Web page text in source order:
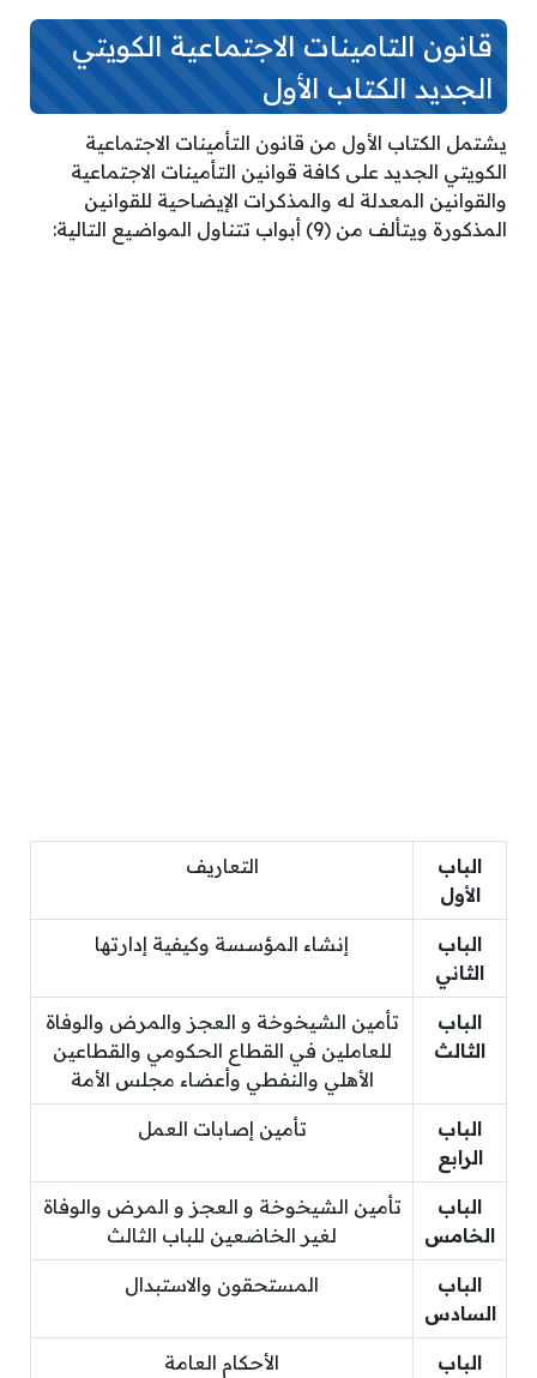
قانون التامينات الاجتماعية الكويتي
الجديد الكتاب الأول
يشتمل الكتاب الأول من قانون التأمينات الاجتماعية
الكويتي الجديد على كافة قوانين التأمينات الاجتماعية
والقوانين المعدلة له والمذكرات الإيضاحية للقوانين
المذكورة ويتألف من (9) أبواب تتناول المواضيع التالية:
الباب
الأول
التعاريف
الباب
الثاني
إنشاء المؤسسة وكيفية إدارتها
الباب
الثالث
تأمين الشيخوخة و العجز والمرض والوفاة
للعاملين في القطاع الحكومي والقطاعين
الأهلي والنفطي وأعضاء مجلس الأمة
الباب
الرابع
تأمين إصابات العمل
الباب
الخامس
تأمين الشيخوخة و العجز و المرض والوفاة
لغير الخاضعين للباب الثالث
الباب
السادس
المستحقون والاستبدال
الباب
الأحكام العامة